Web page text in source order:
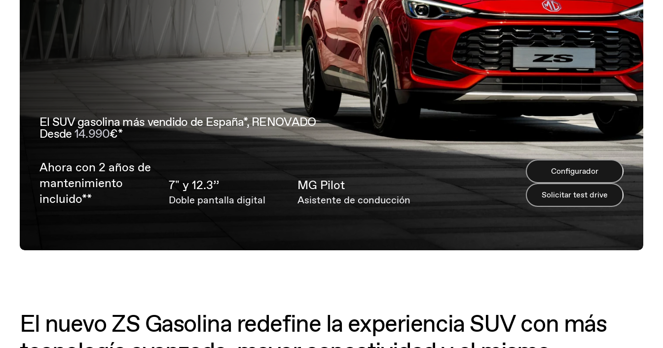
El SUV gasolina más vendido de España*, RENOVADO
Desde14.990€*
Ahora con 2 años de
mantenimiento
incluido**
7" y 12.3’’
Doble pantalla digital
MG Pilot
Asistente de conducción
Configurador
Solicitar test drive
El nuevo ZS Gasolina redefine la experiencia SUV con más